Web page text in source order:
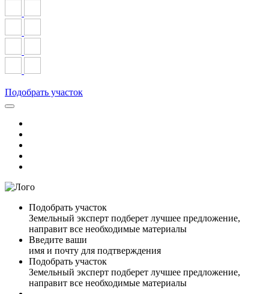
Подобрать участок
Подобрать участок
Земельный эксперт подберет лучшее предложение,
направит все необходимые материалы
Введите ваши
имя и почту для подтверждения
Подобрать участок
Земельный эксперт подберет лучшее предложение,
направит все необходимые материалы